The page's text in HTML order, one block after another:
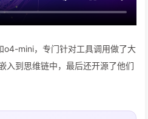
o4-mini，专门针对工具调用做了大
入到思维链中，最后还开源了他们